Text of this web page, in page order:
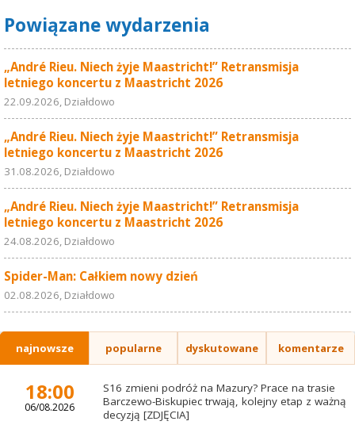
Powiązane wydarzenia
„André Rieu. Niech żyje Maastricht!” Retransmisja
letniego koncertu z Maastricht 2026
22.09.2026, Działdowo
„André Rieu. Niech żyje Maastricht!” Retransmisja
letniego koncertu z Maastricht 2026
31.08.2026, Działdowo
„André Rieu. Niech żyje Maastricht!” Retransmisja
letniego koncertu z Maastricht 2026
24.08.2026, Działdowo
Spider-Man: Całkiem nowy dzień
02.08.2026, Działdowo
najnowsze popularne dyskutowane komentarze
18:00
06/08.2026
S16 zmieni podróż na Mazury? Prace na trasie
Barczewo-Biskupiec trwają, kolejny etap z ważną
decyzją [ZDJĘCIA]